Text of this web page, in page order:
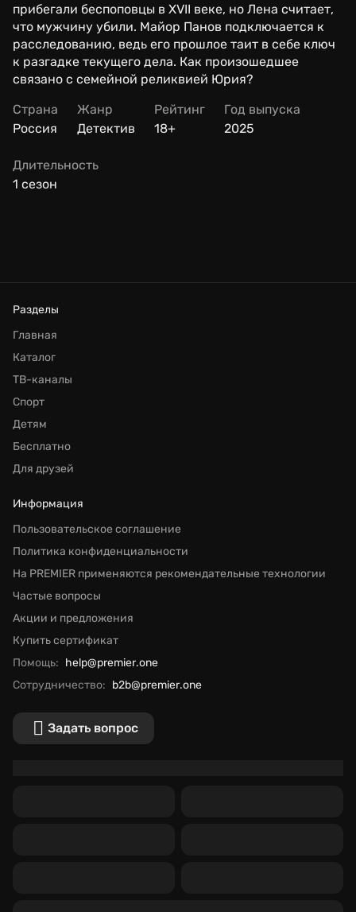
прибегали беспоповцы в XVII веке, но Лена считает,
что мужчину убили. Майор Панов подключается к
расследованию, ведь его прошлое таит в себе ключ
к разгадке текущего дела. Как произошедшее
связано с семейной реликвией Юрия?
Страна
Россия
Жанр
Детектив
Рейтинг
18+
Год выпуска
2025
Длительность
1 сезон
Разделы
Главная
Каталог
ТВ-каналы
Спорт
Детям
Бесплатно
Для друзей
Информация
Пользовательское соглашение
Политика конфиденциальности
На PREMIER применяются рекомендательные технологии
Частые вопросы
Акции и предложения
Купить сертификат
Помощь: help@premier.one
Сотрудничество: b2b@premier.one
Задать вопрос